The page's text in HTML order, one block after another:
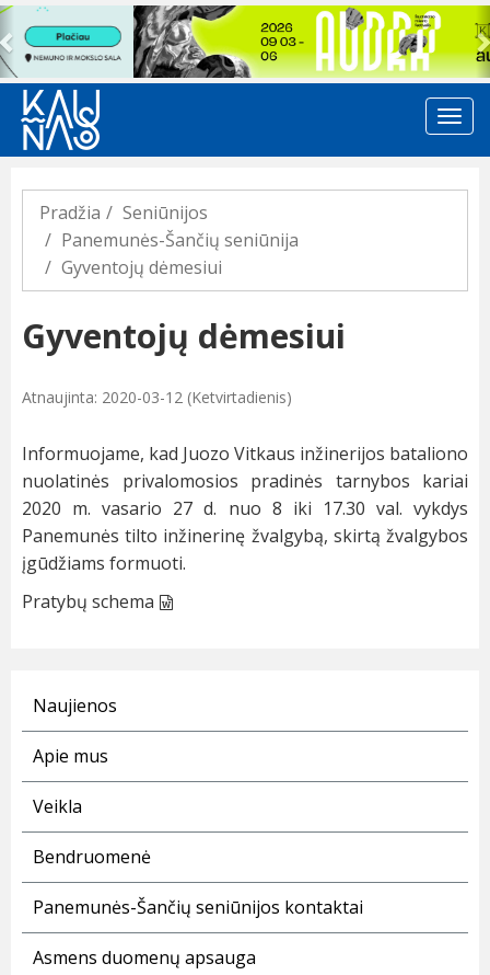
Previous
Pradžia
Seniūnijos
Panemunės-Šančių seniūnija
Gyventojų dėmesiui
Gyventojų dėmesiui
Atnaujinta: 2020-03-12 (Ketvirtadienis)
Informuojame, kad Juozo Vitkaus inžinerijos bataliono
nuolatinės privalomosios pradinės tarnybos kariai
2020 m. vasario 27 d. nuo 8 iki 17.30 val. vykdys
Panemunės tilto inžinerinę žvalgybą, skirtą žvalgybos
įgūdžiams formuoti.
Pratybų schema
Naujienos
Apie mus
Veikla
Bendruomenė
Panemunės-Šančių seniūnijos kontaktai
Asmens duomenų apsauga